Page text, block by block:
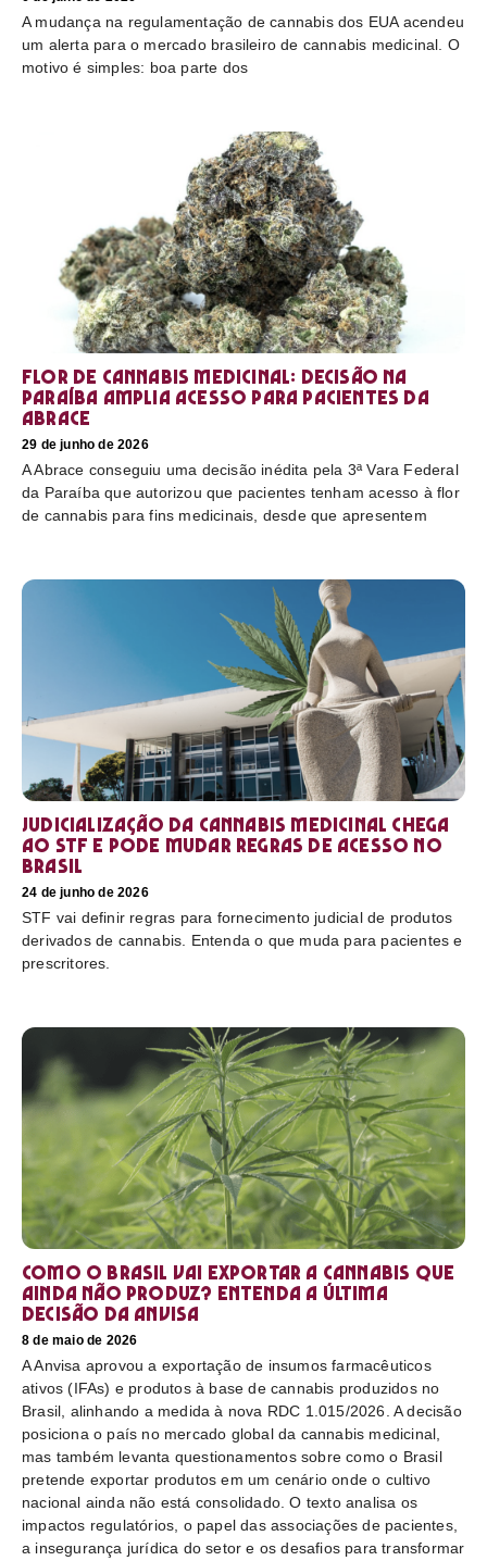
A mudança na regulamentação de cannabis dos EUA acendeu
um alerta para o mercado brasileiro de cannabis medicinal. O
motivo é simples: boa parte dos
Flor de cannabis medicinal: decisão na
Paraíba amplia acesso para pacientes da
Abrace
29 de junho de 2026
A Abrace conseguiu uma decisão inédita pela 3ª Vara Federal
da Paraíba que autorizou que pacientes tenham acesso à flor
de cannabis para fins medicinais, desde que apresentem
Judicialização da cannabis medicinal chega
ao STF e pode mudar regras de acesso no
Brasil
24 de junho de 2026
STF vai definir regras para fornecimento judicial de produtos
derivados de cannabis. Entenda o que muda para pacientes e
prescritores.
Como o Brasil vai exportar a cannabis que
ainda não produz? Entenda a última
decisão da Anvisa
8 de maio de 2026
A Anvisa aprovou a exportação de insumos farmacêuticos
ativos (IFAs) e produtos à base de cannabis produzidos no
Brasil, alinhando a medida à nova RDC 1.015/2026. A decisão
posiciona o país no mercado global da cannabis medicinal,
mas também levanta questionamentos sobre como o Brasil
pretende exportar produtos em um cenário onde o cultivo
nacional ainda não está consolidado. O texto analisa os
impactos regulatórios, o papel das associações de pacientes,
a insegurança jurídica do setor e os desafios para transformar